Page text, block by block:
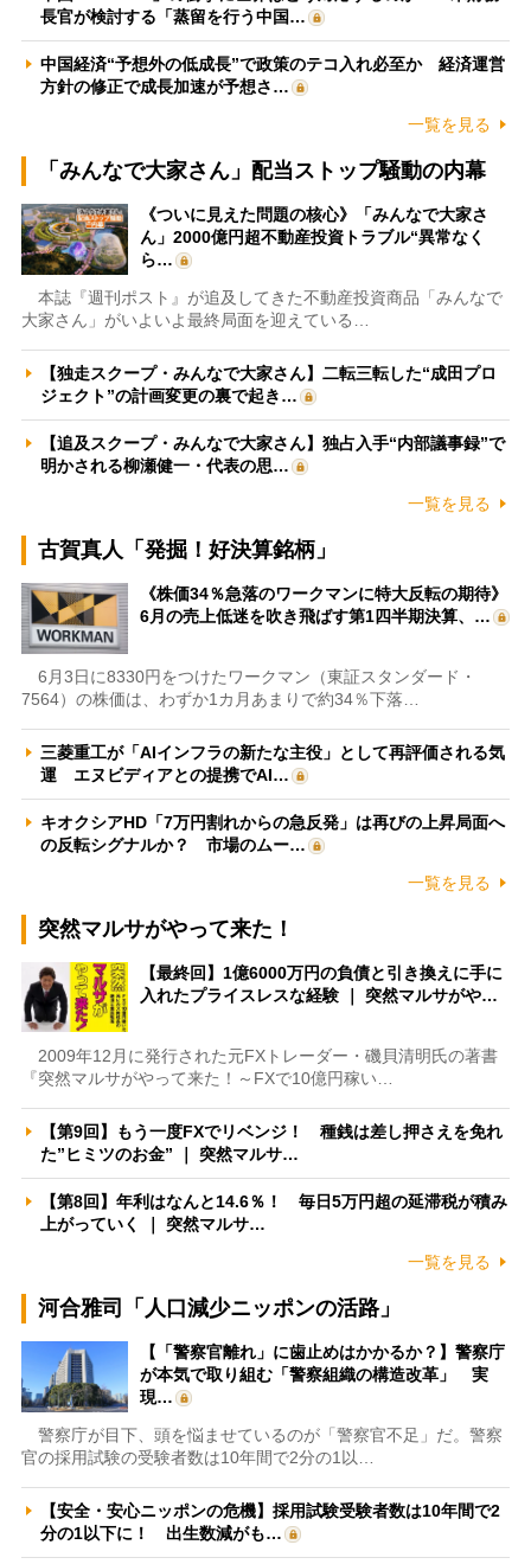
長官が検討する「蒸留を行う中国…
中国経済“予想外の低成長”で政策のテコ入れ必至か 経済運営
方針の修正で成長加速が予想さ…
一覧を見る
「みんなで大家さん」配当ストップ騒動の内幕
《ついに見えた問題の核心》「みんなで大家さ
ん」2000億円超不動産投資トラブル“異常なく
ら…
本誌『週刊ポスト』が追及してきた不動産投資商品「みんなで
大家さん」がいよいよ最終局面を迎えている…
【独走スクープ・みんなで大家さん】二転三転した“成田プロ
ジェクト”の計画変更の裏で起き…
【追及スクープ・みんなで大家さん】独占入手“内部議事録”で
明かされる柳瀬健一・代表の思…
一覧を見る
古賀真人「発掘！好決算銘柄」
《株価34％急落のワークマンに特大反転の期待》
6月の売上低迷を吹き飛ばす第1四半期決算、…
6月3日に8330円をつけたワークマン（東証スタンダード・
7564）の株価は、わずか1カ月あまりで約34％下落…
三菱重工が「AIインフラの新たな主役」として再評価される気
運 エヌビディアとの提携でAI…
キオクシアHD「7万円割れからの急反発」は再びの上昇局面へ
の反転シグナルか？ 市場のムー…
一覧を見る
突然マルサがやって来た！
【最終回】1億6000万円の負債と引き換えに手に
入れたプライスレスな経験 ｜ 突然マルサがや…
2009年12月に発行された元FXトレーダー・磯貝清明氏の著書
『突然マルサがやって来た！～FXで10億円稼い…
【第9回】もう一度FXでリベンジ！ 種銭は差し押さえを免れ
た”ヒミツのお金” ｜ 突然マルサ…
【第8回】年利はなんと14.6％！ 毎日5万円超の延滞税が積み
上がっていく ｜ 突然マルサ…
一覧を見る
河合雅司「人口減少ニッポンの活路」
【「警察官離れ」に歯止めはかかるか？】警察庁
が本気で取り組む「警察組織の構造改革」 実
現…
警察庁が目下、頭を悩ませているのが「警察官不足」だ。警察
官の採用試験の受験者数は10年間で2分の1以…
【安全・安心ニッポンの危機】採用試験受験者数は10年間で2
分の1以下に！ 出生数減がも…